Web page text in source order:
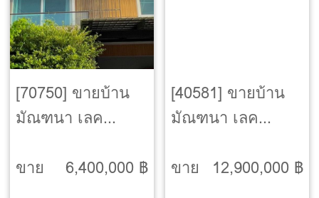
[70750] ขายบ้าน
มัณฑนา เลค
Lake Watcharapol]
ขาย 6,400,000 ฿
[40581] ขายบ้าน
มัณฑนา เลค
Lake Watcharapol]
ขาย 12,900,000 ฿